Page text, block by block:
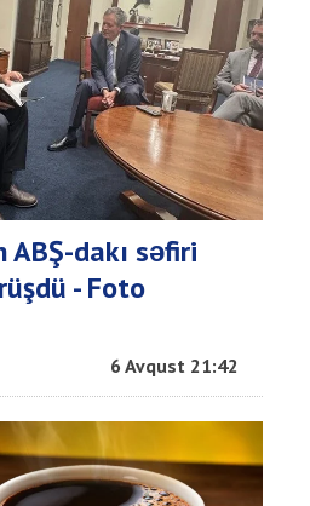
ABŞ-dakı səfiri
- Foto
6 Avqust 21:42